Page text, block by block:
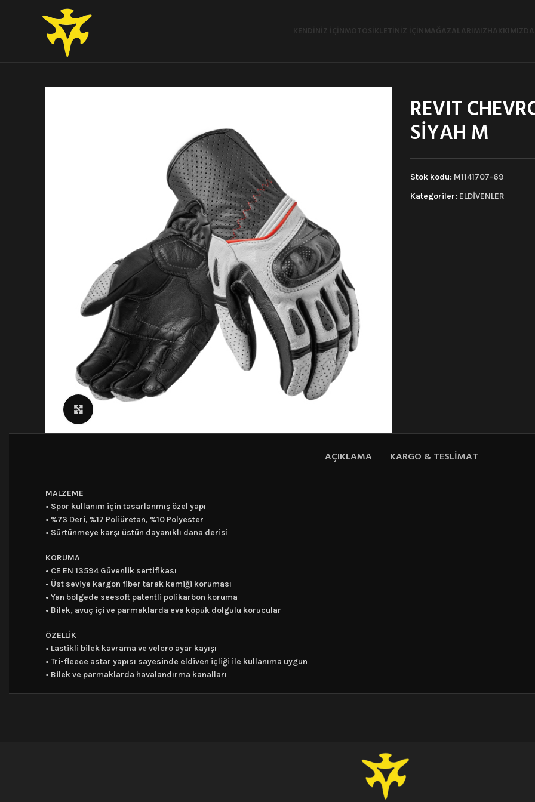
KENDINIZ İÇINMOTOSIKLETINIZ İÇINMAĞAZALARIMIZHAKKIMIZDA
REVIT
SİYAH M
Stok kodu: M1141707-69
Kategoriler: ELDİVENLER
AÇIKLAMA KARGO & TESLIMAT
MALZEME
• Spor kullanım için tasarlanmış özel yapı
• %73 Deri, %17 Poliüretan, %10 Polyester
• Sürtünmeye karşı üstün dayanıklı dana derisi
KORUMA
• CE EN 13594 Güvenlik sertifikası
• Üst seviye kargon fiber tarak kemiği koruması
• Yan bölgede seesoft patentli polikarbon koruma
• Bilek, avuç içi ve parmaklarda eva köpük dolgulu korucular
ÖZELLİK
• Lastikli bilek kavrama ve velcro ayar kayışı
• Tri-fleece astar yapısı sayesinde eldiven içliği ile kullanıma uygun
• Bilek ve parmaklarda havalandırma kanalları